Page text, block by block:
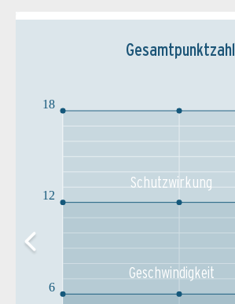
Gesamtpunktzahl
6
12
18
Schutz­wirkung
Geschw­indigkeit